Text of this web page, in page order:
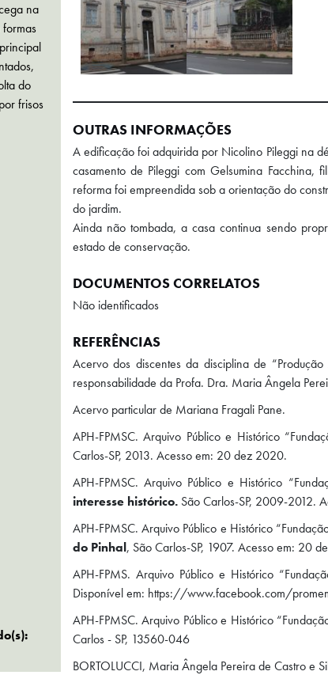
na
do
frisos
OUTRAS INFORMAÇÕES
A edificação foi adquirida por Nicolino Pileggi na
casamento de Pileggi com Gelsumina
reforma foi empreendida sob a orientação do
do jardim.
Ainda não tombada, a casa continua sendo
estado de conservação.
DOCUMENTOS CORRELATOS
Não identificados
REFERÊNCIAS
Acervo dos discentes da disciplina de
responsabilidade da Profa. Dra. Maria Ângela
Acervo particular de Mariana Fragali Pane.
APH-FPMSC. Arquivo Público e Histórico
Carlos-SP, 2013. Acesso em: 20 dez 2020.
APH-FPMSC. Arquivo Público e Histórico
interesse histórico.São Carlos-SP, 2009-2012.
APH-FPMSC. Arquivo Público e Histórico
do Pinhal, São Carlos-SP, 1907. Acesso em: 20
APH-FPMS. Arquivo Público e Histórico
Disponível em: https://www.facebook.com/
APH-FPMSC. Arquivo Público e Histórico
Carlos - SP, 13560-046
BORTOLUCCI, Maria Ângela Pereira de Castro e